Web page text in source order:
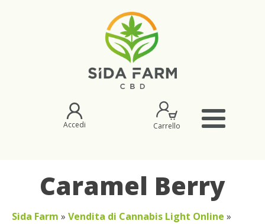
Accedi Carrello
Caramel Berry
Sida Farm » Vendita di Cannabis Light Online »